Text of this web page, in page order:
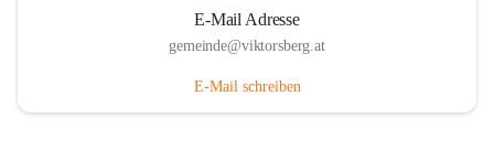
E-Mail Adresse
gemeinde@viktorsberg.at
E-Mail schreiben